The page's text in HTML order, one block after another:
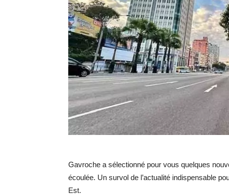
Gavroche a sélectionné pour vous quelques
écoulée. Un survol de l’actualité indispensable
Est.